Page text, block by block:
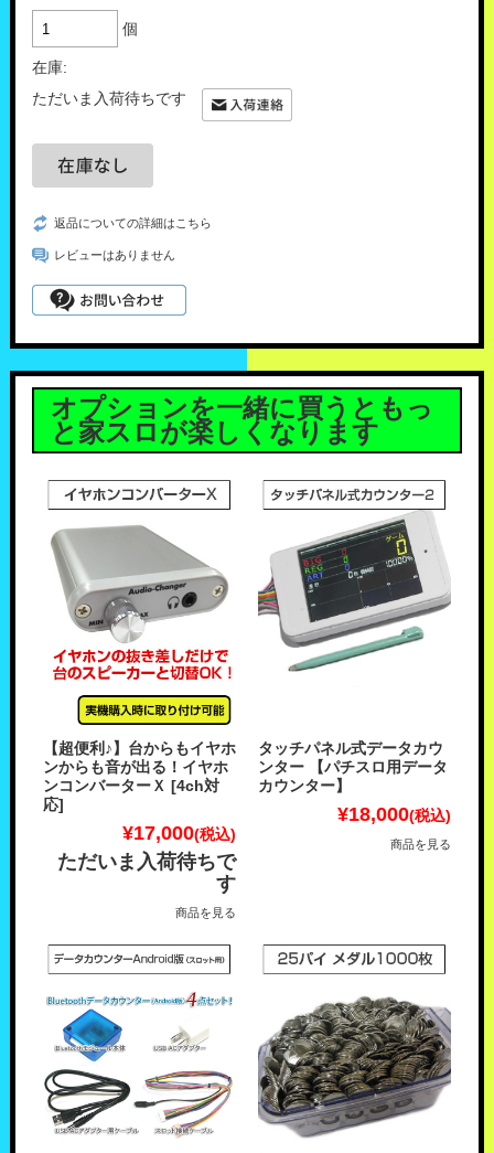
個
在庫:
ただいま入荷待ちです
返品についての詳細はこちら
レビューはありません
オプションを一緒に買うともっ
と家スロが楽しくなります
【超便利♪】台からもイヤホ
ンからも音が出る！イヤホ
ンコンバーターＸ [4ch対
応]
¥17,000(税込)
ただいま入荷待ちで
す
商品を見る
タッチパネル式データカウ
ンター 【パチスロ用データ
カウンター】
¥18,000(税込)
商品を見る